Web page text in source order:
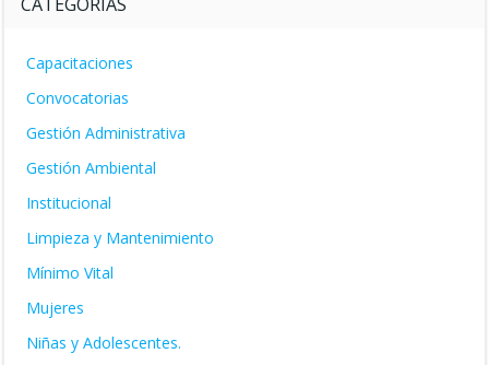
Capacitaciones
Convocatorias
Gestión Administrativa
Gestión Ambiental
Institucional
Limpieza y Mantenimiento
Mínimo Vital
Mujeres
Niñas y Adolescentes.